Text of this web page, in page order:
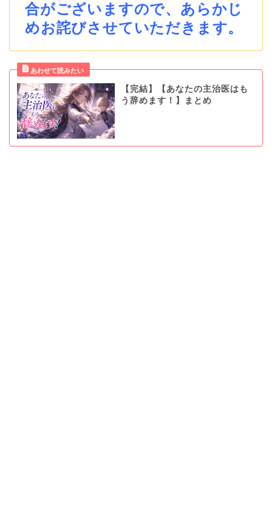
合がございますので、あらかじ
めお詫びさせていただきます。
【完結】【あなたの主治医はも
う辞めます！】まとめ